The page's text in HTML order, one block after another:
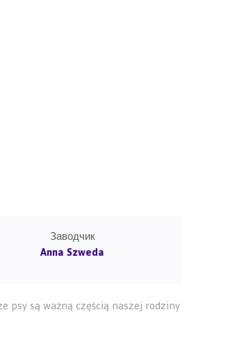
Заводчик
Anna Szweda
psy są ważną częścią naszej rodziny